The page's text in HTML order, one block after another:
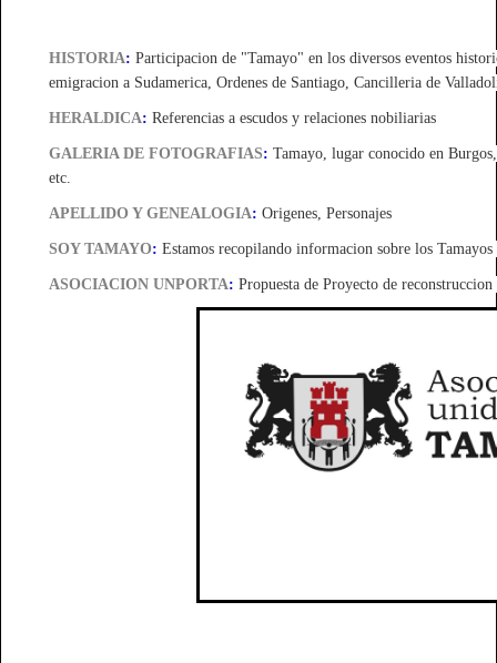
HISTORIA:Participacion de "Tamayo" en los diversos eventos
emigracion a Sudamerica, Ordenes de Santiago, Cancilleria de
HERALDICA:Referencias a escudos y relaciones nobiliarias
GALERIA DE FOTOGRAFIAS:Tamayo, lugar conocido en
etc.
APELLIDO Y GENEALOGIA:Origenes, Personajes
SOY TAMAYO:Estamos recopilando informacion sobre los
ASOCIACION UNPORTA:Propuesta de Proyecto de